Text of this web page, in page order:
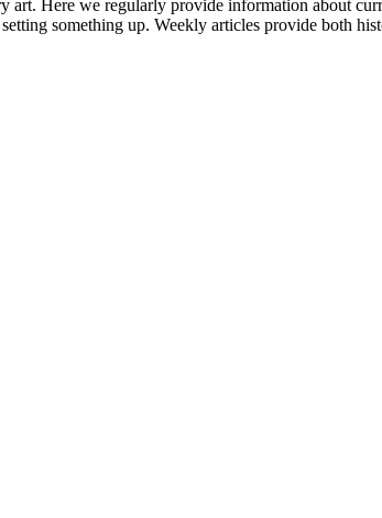
Here we regularly provide information about
something up. Weekly articles provide both